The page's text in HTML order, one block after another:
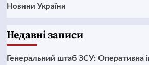
Новини України
Недавні записи
Генеральний штаб ЗСУ: Оперативна